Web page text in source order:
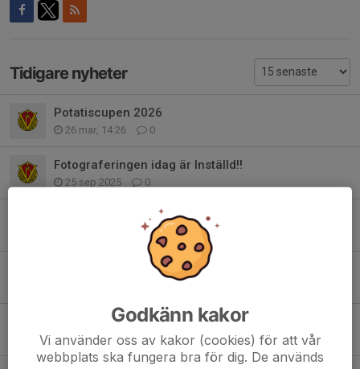
Tidigare nyheter
Potatiscupen 2026
26 mar, 14:26 0
Fotograferingen idag är Inställd!!
25 sep 2025 0
Inställd Träning torsdag 4/9
0
Schema Kiosk & Sekretariat
30 jan 2025 0
Godkänn kakor
Vi använder oss av kakor (cookies) för att vår
webbplats ska fungera bra för dig. De används